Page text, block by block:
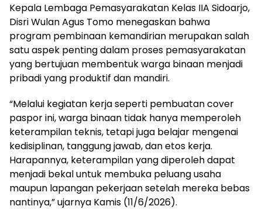
Kepala Lembaga Pemasyarakatan Kelas IIA Sidoarjo,
Disri Wulan Agus Tomo menegaskan bahwa
program pembinaan kemandirian merupakan salah
satu aspek penting dalam proses pemasyarakatan
yang bertujuan membentuk warga binaan menjadi
pribadi yang produktif dan mandiri.
“Melalui kegiatan kerja seperti pembuatan cover
paspor ini, warga binaan tidak hanya memperoleh
keterampilan teknis, tetapi juga belajar mengenai
kedisiplinan, tanggung jawab, dan etos kerja.
Harapannya, keterampilan yang diperoleh dapat
menjadi bekal untuk membuka peluang usaha
maupun lapangan pekerjaan setelah mereka bebas
nantinya,” ujarnya Kamis (11/6/2026).